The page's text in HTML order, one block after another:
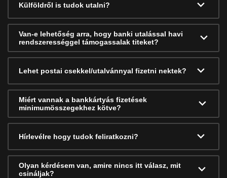
Külföldről is tudok utalni?
Van-e lehetőség arra, hogy banki utalással havi
rendszerességgel támogassalak titeket?
Lehet postai csekkel/utalvánnyal fizetni nektek?
Miért vannak a bankkártyás fizetések
minimumösszegekhez kötve?
Hírlevélre hogy tudok feliratkozni?
Olyan kérdésem van, amire nincs itt válasz, mit
csináljak?